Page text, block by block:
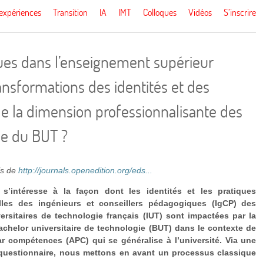
Transition IA IMT Colloques Vidéos S’inscrire
dans l’enseignement supérieur
des identités et des
la dimension professionnalisante des
du BUT ?
dehttp://journals.openedition.org/eds...
s’intéresse à la façon dont les identités et les pratiques
des ingénieurs et conseillers pédagogiques (IgCP) des
de technologie français (IUT) sont impactées par la
universitaire de technologie (BUT) dans le contexte de
compétences (APC) qui se généralise à l’université. Via une
nous mettons en avant un processus classique